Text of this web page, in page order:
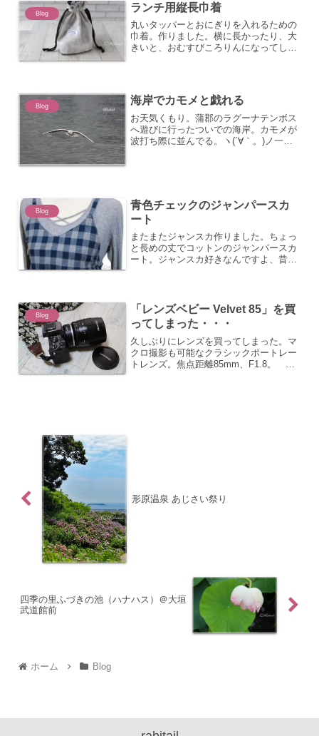
Blog ランチ用縦長巾着
丸いタッパーとおにぎりを入れるための
巾着。作りました。横に長かったり、大
きいと、おむすびころりんになってしま
Blog 海岸でカモメと戯れる
お天気くもり。蒲郡のラグーナテンボス
へ遊びに行ったついでの海岸。カモメが
波打ち際に並んでる。ヽ(´∀｀。)ノ一定
Blog
青色チェックのジャンパースカ
ート
またまたジャンスカ作りました。ちょっ
と長めの丈でコットンのジャンパースカ
ート。ジャンスカ好きなんですよ、昔か
ってますね。クローゼット...
Blog
「レンズベビー Velvet 85」を買
ってしまった・・・
久しぶりにレンズを買ってしまった。マ
クロ撮影も可能なクラシックポートレー
トレンズ。焦点距離85mm、F1.8。
形原温泉 あじさい祭り
四季の里ふづきの池（ハナハス）＠大垣
武道館前
ホーム Blog